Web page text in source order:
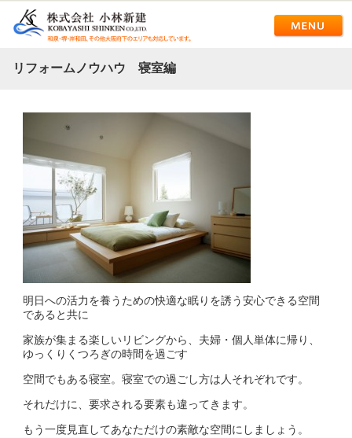
リフォームノウハウ 寝室編
明日への活力を養うための快適な眠りを誘う安心できる空間
であると共に
家族が集まる楽しいリビングから、夫婦・個人単体に帰り、
ゆっくりくつろぎの時間を過ごす
空間でもある寝室。寝室での過ごし方は人それぞれです。
それだけに、要求される要素も違ってきます。
もう一度見直してあなただけの素敵な空間にしましょう。